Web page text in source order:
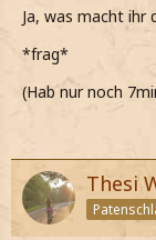
Ja, was macht ihr
*frag*
(Hab nur noch
Thesi